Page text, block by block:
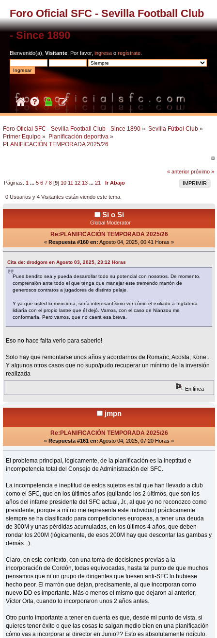
Foro Oficial SFC - Sevilla Football Club
- Since 1890
Bienvenido(a), Visitante . Por favor, ingresa o regístrate
Foro Oficial SFC - Sevilla Football Club - Since 1890 » Sevilla Fútbol Club »
Primer Equipo » Planificación deportiva »
PLANIFICACIÓN TEMPORADA 2025/26
« anterior próximo »
IMPRIMIR
Páginas: 1 ...5 6 7 8 [9] 10 11 12 13 ...21 Ir Abajo
0 Usuarios y 4 Visitantes están viendo este tema.
Si o Si
Global Moderator
Re:PLANIFICACIÓN TEMPORADA 2025/26
« Respuesta #160 en: Agosto 04, 2025, 00:41 Horas »
Cita de: drodgom en Agosto 03, 2025, 23:12 Horas
Pues bendito sea y pueda desarrollar todo su potencial con nosotros. De momento,
comprensión ante todo el que tenga que manejar este tremendo marrón de
generosos contratos a jugadores de distinto pelaje.
Y ya que usted lo menciona, sería interesantísimo ver cómo el exiliado a Inglaterra
lidiaría con el propio lastre que él dejó. Vamos, con el caso de Nianzou me
conformaría. Pero vamos, que no caerá esa breva.
Eso no hace falta verlo para saberlo!
Solo hay que remontarse unos años y acordarnos de Romaric, Acosta, Kone...
Y algunos otros casos que no supo/pudo recuperar un mínimo de la inversión
realizada
En línea
jmpn
Re:PLANIFICACIÓN TEMPORADA 2025/26
« Respuesta #161 en: Agosto 04, 2025, 07:20 Horas »
El problema principal, lógicamente, de la planificación es la ineptitud e
incompetencia total del Consejo de Administración del SFC.
La incompetencia e ineptitud de estos sujetos es tal que han llevado a club
como el SFC, que en los últimos años (quitando los 2 últimos, que son los
años del infame presidente del SFC actual, Jr., al que yo no reconozco como
presidente, porque a mí no me representa este individuo) prácticamente
siempre se ha clasificado para competiciones europeas, a tener una deuda
de 300M y unas pérdidas acumuladas, en los últimos 4 años, que deben
rondar los 200M (lógicamente, de esos 200M hay que descontar las gambas y
demás...).
Claro, en este contexto, con una toma de decisiones previas a la
incorporación de Cordón, todas equivocadas, hasta tal punto de que muchos
pensamos que ni un grupo de dirigentes que fuesen anti-SFC lo hubiese
hecho peor. El marrón que dejan, precisamente, al que incorporan como
nuevo DD es importante. Más o menos el mismo que dejaron al anterior,
Víctor Orta, cuando lo incorporaron unos 2 años antes.
Otro punto importante a tener en cuenta es que, desde mi punto de vista, si
quieres tener éxito o que las cosas te salgan medio bien en una planificación
cómo vas a incorporar al director en Junio?? Esto es absolutamente ridículo.